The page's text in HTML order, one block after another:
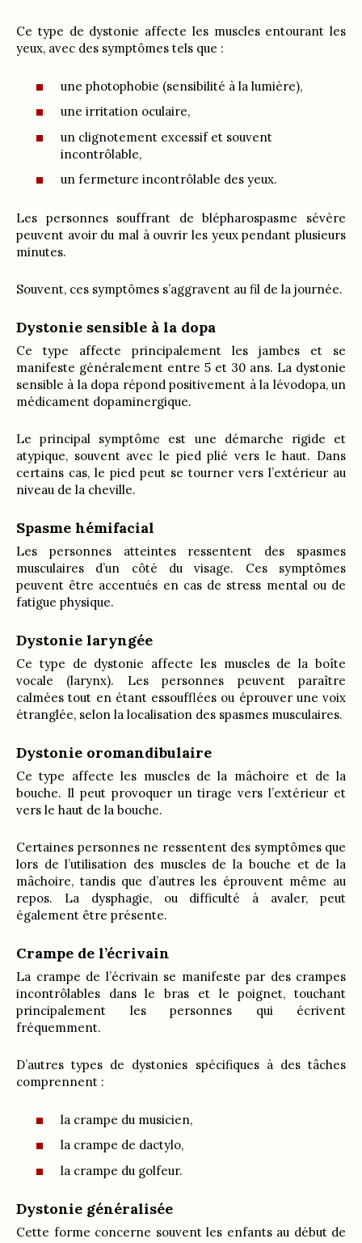
Ce type de dystonie affecte les muscles entourant les
yeux, avec des symptômes tels que :
une photophobie (sensibilité à la lumière),
une irritation oculaire,
un clignotement excessif et souvent
incontrôlable,
un fermeture incontrôlable des yeux.
Les personnes souffrant de blépharospasme sévère
peuvent avoir du mal à ouvrir les yeux pendant plusieurs
minutes.
Souvent, ces symptômes s’aggravent au fil de la journée.
Dystonie sensible à la dopa
Ce type affecte principalement les jambes et se
manifeste généralement entre 5 et 30 ans. La dystonie
sensible à la dopa répond positivement à la lévodopa, un
médicament dopaminergique.
Le principal symptôme est une démarche rigide et
atypique, souvent avec le pied plié vers le haut. Dans
certains cas, le pied peut se tourner vers l’extérieur au
niveau de la cheville.
Spasme hémifacial
Les personnes atteintes ressentent des spasmes
musculaires d’un côté du visage. Ces symptômes
peuvent être accentués en cas de stress mental ou de
fatigue physique.
Dystonie laryngée
Ce type de dystonie affecte les muscles de la boîte
vocale (larynx). Les personnes peuvent paraître
calmées tout en étant essoufflées ou éprouver une voix
étranglée, selon la localisation des spasmes musculaires.
Dystonie oromandibulaire
Ce type affecte les muscles de la mâchoire et de la
bouche. Il peut provoquer un tirage vers l’extérieur et
vers le haut de la bouche.
Certaines personnes ne ressentent des symptômes que
lors de l’utilisation des muscles de la bouche et de la
mâchoire, tandis que d’autres les éprouvent même au
repos. La dysphagie, ou difficulté à avaler, peut
également être présente.
Crampe de l’écrivain
La crampe de l’écrivain se manifeste par des crampes
incontrôlables dans le bras et le poignet, touchant
principalement les personnes qui écrivent
fréquemment.
D’autres types de dystonies spécifiques à des tâches
comprennent :
la crampe du musicien,
la crampe de dactylo,
la crampe du golfeur.
Dystonie généralisée
Cette forme concerne souvent les enfants au début de